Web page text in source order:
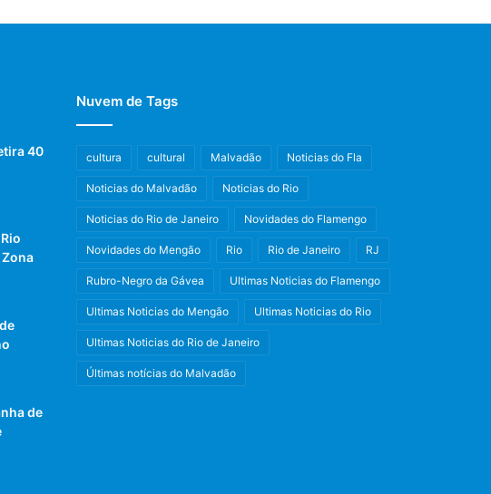
40
de
Nuvem de Tags
cultura cultural Malvadão Noticias do Fla
Noticias do Malvadão Noticias do Rio
Noticias do Rio de Janeiro Novidades do Flamengo
Novidades do Mengão Rio Rio de Janeiro RJ
Rubro-Negro da Gávea Ultimas Noticias do Flamengo
Ultimas Noticias do Mengão Ultimas Noticias do Rio
Ultimas Noticias do Rio de Janeiro
Últimas notícias do Malvadão